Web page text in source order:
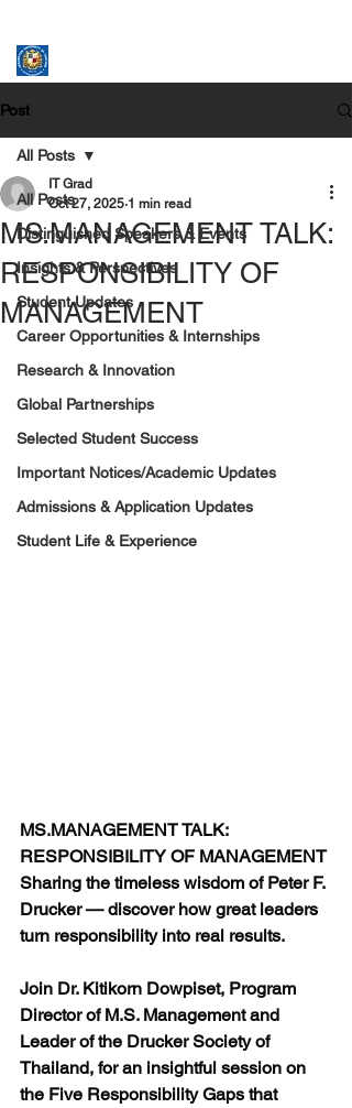
Post
All Posts
Distinguished Speakers & Events
Insights & Perspectives
Student Updates
Career Opportunities & Internships
Research & Innovation
Global Partnerships
Selected Student Success
Important Notices/Academic Updates
Admissions & Application Updates
Student Life & Experience
All Posts
MS.MANAGEMENT TALK:
RESPONSIBILITY OF
MANAGEMENT
IT Grad
Oct 27, 2025 1 min read
MS.MANAGEMENT TALK:
RESPONSIBILITY OF MANAGEMENT
Sharing the timeless wisdom of Peter F.
Drucker — discover how great leaders
turn responsibility into real results.
Join Dr. Kitikorn Dowpiset, Program
Director of M.S. Management and
Leader of the Drucker Society of
Thailand, for an insightful session on
the Five Responsibility Gaps that